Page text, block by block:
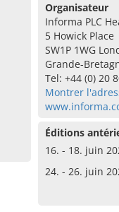
Organisateur
Informa PLC
5 Howick Place
SW1P 1WG
Grande-
Tel: +44 (0) 20
Montrer
Éditions
16. - 18. juin
24. - 26. juin